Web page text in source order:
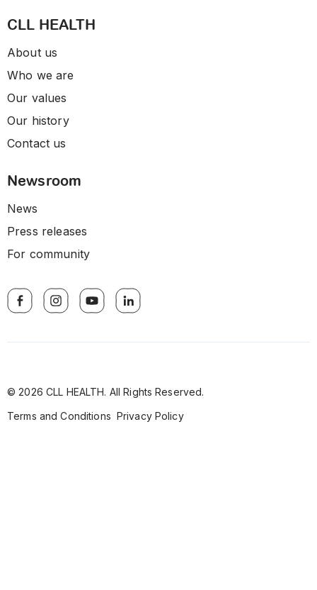
CLL HEALTH
About us
Who we are
Our values
Our history
Contact us
Newsroom
News
Press releases
For community
© 2026 CLL HEALTH. All Rights Reserved.
Terms and Conditions Privacy Policy